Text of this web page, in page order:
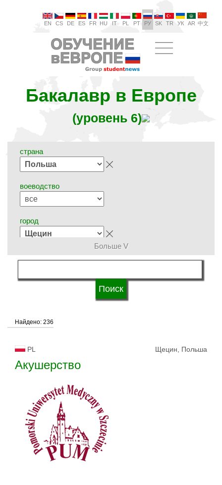
EN CS DE ES FR HU IT PL PT РУ SK TR УК AR 中文
Бакалавр в Европе
(уровень 6)
страна
воеводство
город
группы специальностей
система обучения
статус университетов
Больше V
Найдено: 236
PL Щецин, Польша
Акушерство